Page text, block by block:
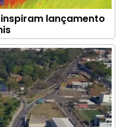
lançamento